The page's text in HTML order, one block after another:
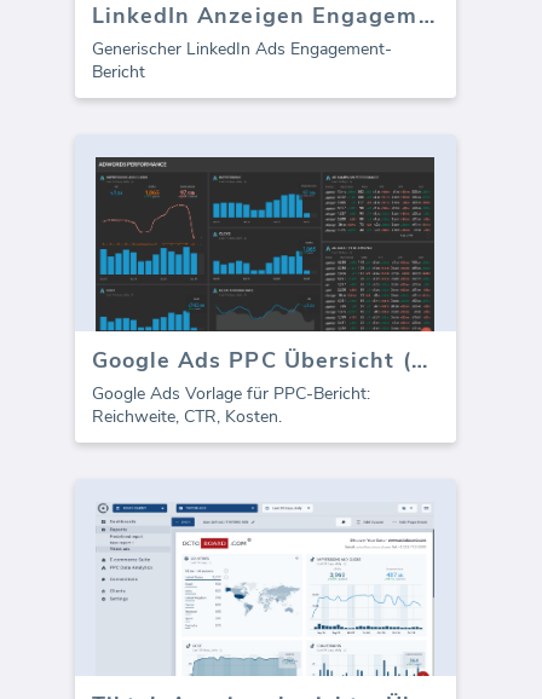
LinkedIn Anzeigen Engagement Metriken
Generischer LinkedIn Ads Engagement-
Bericht
Google Ads PPC Übersicht (Bericht)
Google Ads Vorlage für PPC-Bericht:
Reichweite, CTR, Kosten.